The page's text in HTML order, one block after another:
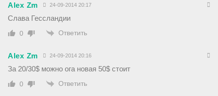
Alex Zm 24-09-2014 20:17
Слава Гессландии
0 Ответить
Alex Zm 24-09-2014 20:16
За 20/30$ можно ога новая 50$ стоит
0 Ответить